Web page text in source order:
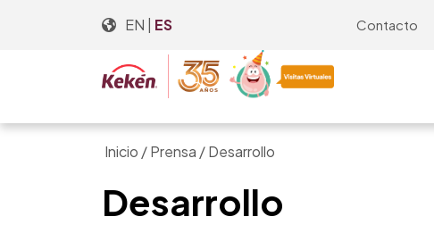
EN ES Contacto
Inicio /Prensa /Desarrollo
Desarrollo